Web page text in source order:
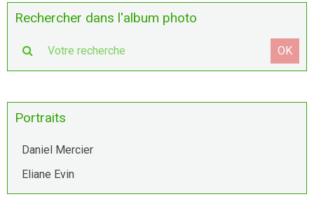
Rechercher dans l'album photo
OK
Portraits
Daniel Mercier
Eliane Evin